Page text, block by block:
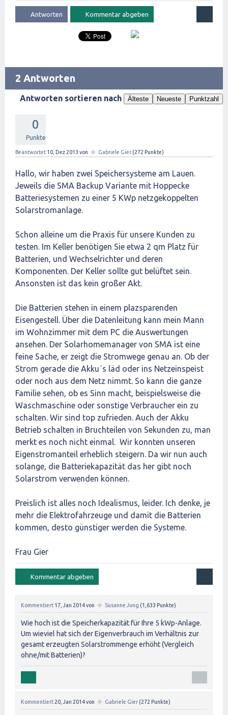
2 Antworten
Antworten sortieren nach Älteste Neueste Punktzahl
0
Punkte
Beantwortet 10, Dez 2013 von ✦ Gabriele Gier (272 Punkte)
Hallo, wir haben zwei Speichersysteme am Lauen.
Jeweils die SMA Backup Variante mit Hoppecke
Batteriesystemen zu einer 5 KWp netzgekoppelten
Solarstromanlage.
Schon alleine um die Praxis für unsere Kunden zu
testen. Im Keller benötigen Sie etwa 2 qm Platz für
Batterien, und Wechselrichter und deren
Komponenten. Der Keller sollte gut belüftet sein.
Ansonsten ist das kein großer Akt.
Die Batterien stehen in einem plazsparenden
Eisengestell. Über die Datenleitung kann mein Mann
im Wohnzimmer mit dem PC die Auswertungen
ansehen. Der Solarhomemanager von SMA ist eine
feine Sache, er zeigt die Stromwege genau an. Ob der
Strom gerade die Akku´s läd oder ins Netzeinspeist
oder noch aus dem Netz nimmt. So kann die ganze
Familie sehen, ob es Sinn macht, beispielsweise die
Waschmaschine oder sonstige Verbraucher ein zu
schalten. Wir sind top zufrieden. Auch der Akku
Betrieb schalten in Bruchteilen von Sekunden zu, man
merkt es noch nicht einmal. Wir konnten unseren
Eigenstromanteil erheblich steigern. Da wir nun auch
solange, die Batteriekapazität das her gibt noch
Solarstrom verwenden können.
Preislich ist alles noch Idealismus, leider. Ich denke, je
mehr die Elektrofahrzeuge und damit die Batterien
kommen, desto günstiger werden die Systeme.
Frau Gier
Kommentiert 17, Jan 2014von ✦ Susanne Jung (1,633 Punkte)
Wie hoch ist die Speicherkapazität für Ihre 5 kWp-Anlage.
Um wieviel hat sich der Eigenverbrauch im Verhältnis zur
gesamt erzeugten Solarstrommenge erhöht (Vergleich
ohne/mit Batterien)?
Kommentiert 20, Jan 2014von ✦ Gabriele Gier (272 Punkte)